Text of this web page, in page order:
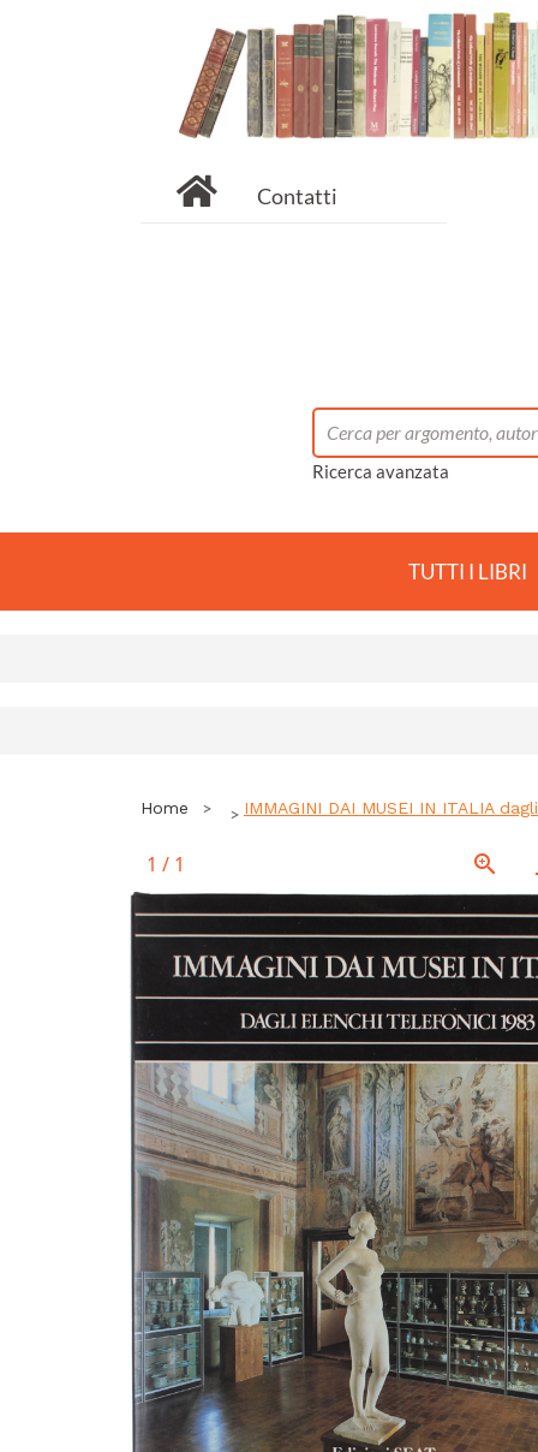
Contatti
Ricerca avanzata
TUTTI I LIBRI
Home IMMAGINI DAI MUSEI IN ITALIA
1 / 1